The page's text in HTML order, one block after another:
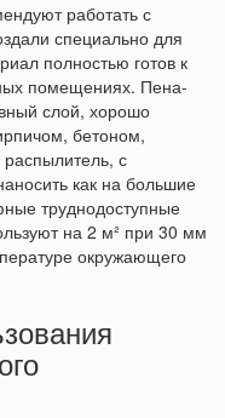
работать с
специально для
полностью готов к
помещениях. Пена-
слой, хорошо
бетоном,
с
как на большие
труднодоступные
на 2 м² при 30 мм
окружающего